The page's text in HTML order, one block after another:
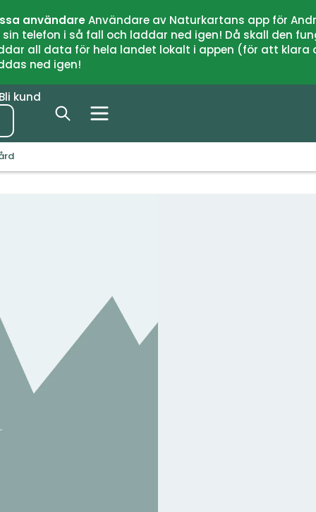
användareAnvändare av Naturkartans app för
telefon i så fall och laddar ned igen! Då skall den
all data för hela landet lokalt i appen (för att
ned igen!
Bli kund